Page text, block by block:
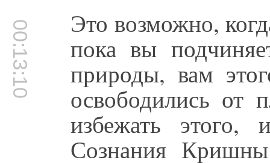
00:13:10 Это возможно,
пока вы
природы, вам
освободились от
избежать
Сознания